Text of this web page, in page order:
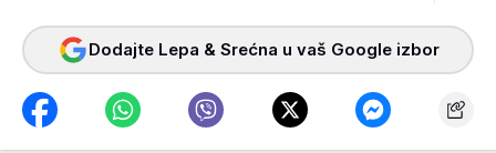
Dodajte Lepa & Srećna u vaš Google izbor